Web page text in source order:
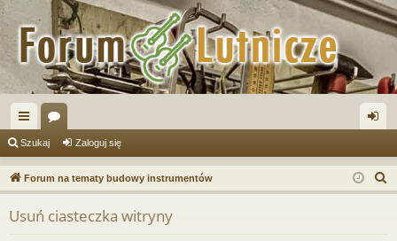
ię
ce
j
…
or
a og
uj
Szukaj Zaloguj się
Forum na tematy budowy instrumentów
z
Usuń ciasteczka witryny